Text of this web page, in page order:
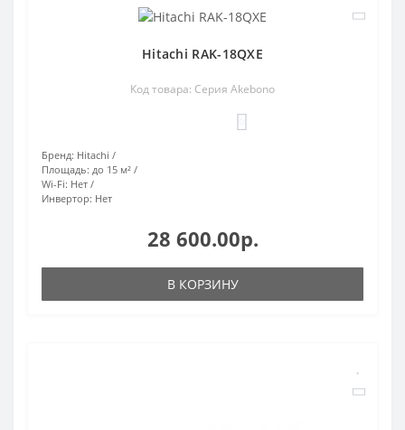
Hitachi RAK-18QXE
Код товара: Серия Akebono
Бренд: Hitachi
Площадь: до 15 м²
Wi-Fi: Нет
Инвертор: Нет
28 600.00р.
В КОРЗИНУ